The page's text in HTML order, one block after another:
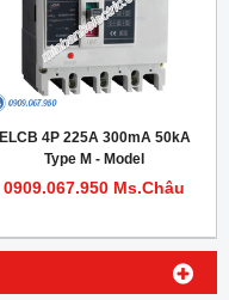
ELCB 4P 225A 300mA 50kA
Type M - Model
HDM1LE225M2254TA
0909.067.950 Ms.Châu